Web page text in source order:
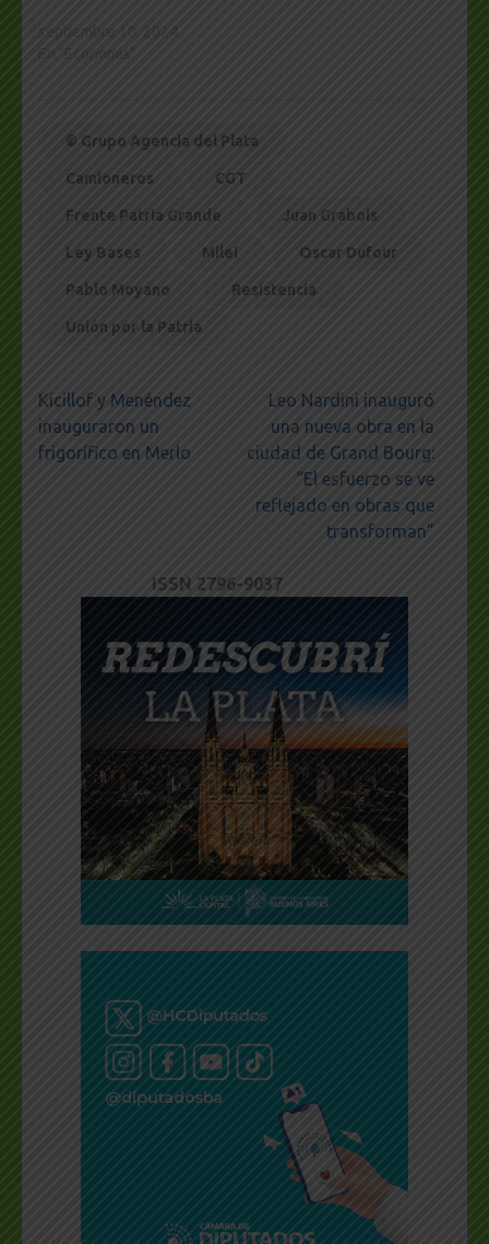
© Grupo Agencia del Plata
Camioneros CGT
Frente Patria Grande Juan Grabois
Ley Bases Milei Oscar Dufour
Pablo Moyano Resistencia
Unión por la Patria
Navegación
de
entradas
Kicillof y Menéndez
inauguraron un
frigorífico en Merlo
Leo Nardini inauguró
una nueva obra en la
ciudad de Grand Bourg:
“El esfuerzo se ve
reflejado en obras que
transforman”
ISSN 2796-9037